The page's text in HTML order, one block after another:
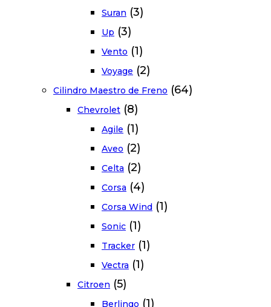
Suran (3)
Up (3)
Vento (1)
Voyage (2)
Cilindro Maestro de Freno (64)
Chevrolet (8)
Agile (1)
Aveo (2)
Celta (2)
Corsa (4)
Corsa Wind (1)
Sonic (1)
Tracker (1)
Vectra (1)
Citroen (5)
Berlingo (1)